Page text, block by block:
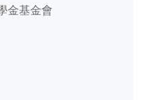
金基金會